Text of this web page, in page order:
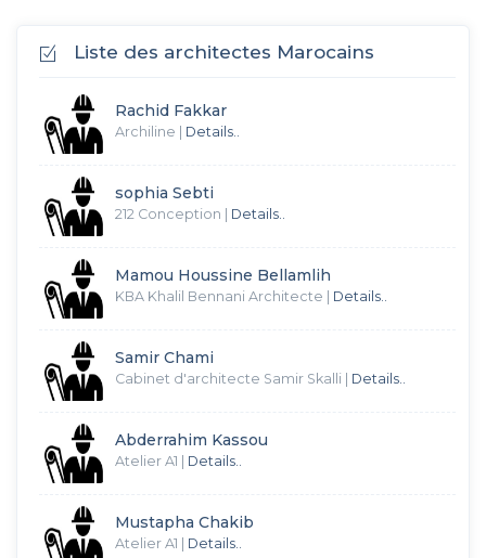
Liste des architectes Marocains
Rachid Fakkar
Archiline Details..
sophia Sebti
212 Conception Details..
Mamou Houssine Bellamlih
KBA Khalil Bennani Architecte Details..
Samir Chami
Cabinet d'architecte Samir Skalli Details..
Abderrahim Kassou
Atelier A1 Details..
Mustapha Chakib
Atelier A1 Details..